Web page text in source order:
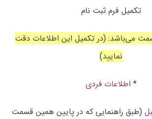
تکمیل فرم ثبت نام
می‌باشد: (در تکمیل این اطلاعات دقت
نمایید)
* اطلاعات فردی
(طبق راهنمایی که در پایین همین قسمت